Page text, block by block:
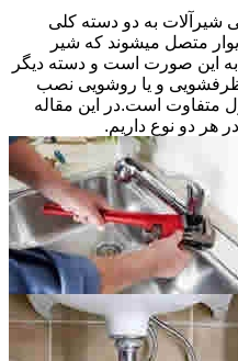
شیرآلات به دو دسته کلی
متصل میشوند که شیر
این صورت است و دسته دیگر
و یا روشویی نصب
متفاوت است.در این مقاله
هر دو نوع داریم.